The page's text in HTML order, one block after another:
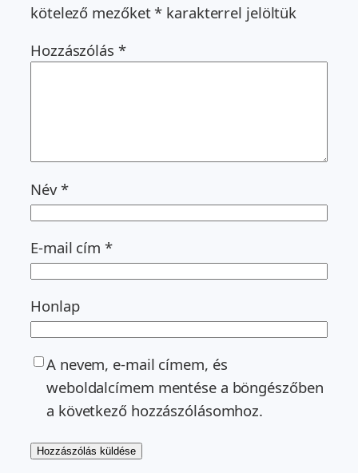
kötelező mezőket* karakterrel jelöltük
Hozzászólás *
Név*
E-mail cím *
Honlap
A nevem, e-mail címem, és
weboldalcímem mentése a böngészőben
a következő hozzászólásomhoz.